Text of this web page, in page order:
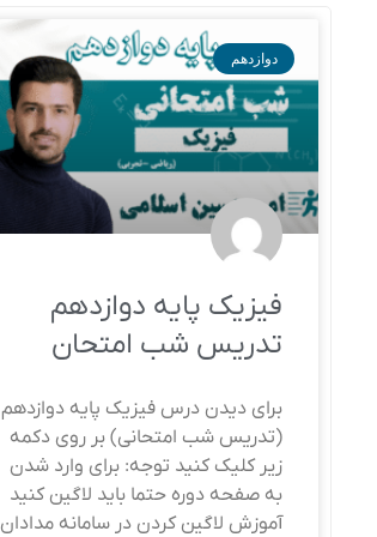
دوازدهم
فیزیک پایه دوازدهم
تدریس شب امتحان
برای دیدن درس فیزیک پایه دوازدهم
(تدریس شب امتحانی) بر روی دکمه
زیر کلیک کنید توجه: برای وارد شدن
به صفحه دوره حتما باید لاگین کنید
آموزش لاگین کردن در سامانه مدادان